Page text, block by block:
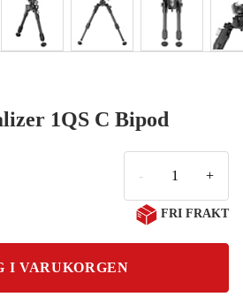
1QS C Bipod
- +
FRI FRAKT
I VARUKORGEN